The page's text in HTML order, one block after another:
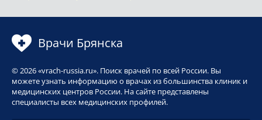
Врачи Брянска
© 2026 «vrach-russia.ru». Поиск врачей по всей России. Вы
можете узнать информацию о врачах из большинства клиник и
медицинских центров России. На сайте представлены
специалисты всех медицинских профилей.